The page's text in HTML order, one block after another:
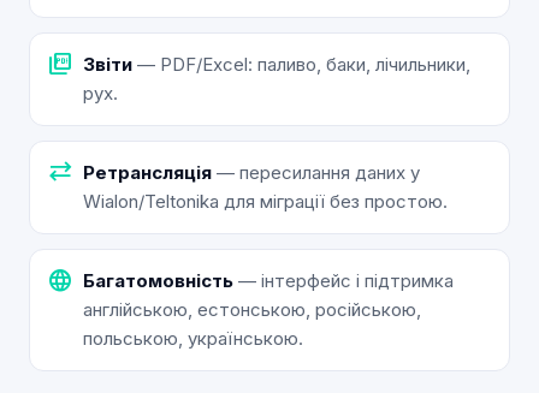
picture_as_pdf Звіти — PDF/Excel: паливо, баки, лічильники,
рух.
sync_alt Ретрансляція — пересилання даних у
Wialon/Teltonika для міграції без простою.
language Багатомовність — інтерфейс і підтримка
англійською, естонською, російською,
польською, українською.